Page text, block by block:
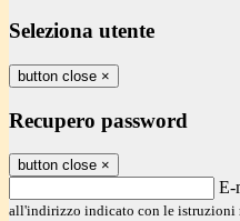
Seleziona utente
button close ×
Recupero password
button close ×
E-
all'indirizzo indicato con le istruzioni